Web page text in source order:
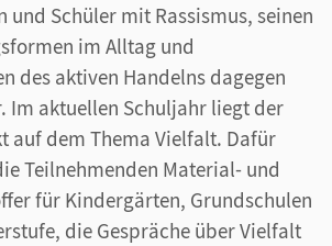
und Schüler mit Rassismus, seinen
im Alltag und
des aktiven Handelns dagegen
Im aktuellen Schuljahr liegt der
auf dem Thema Vielfalt. Dafür
Teilnehmenden Material- und
für Kindergärten, Grundschulen
die Gespräche über Vielfalt